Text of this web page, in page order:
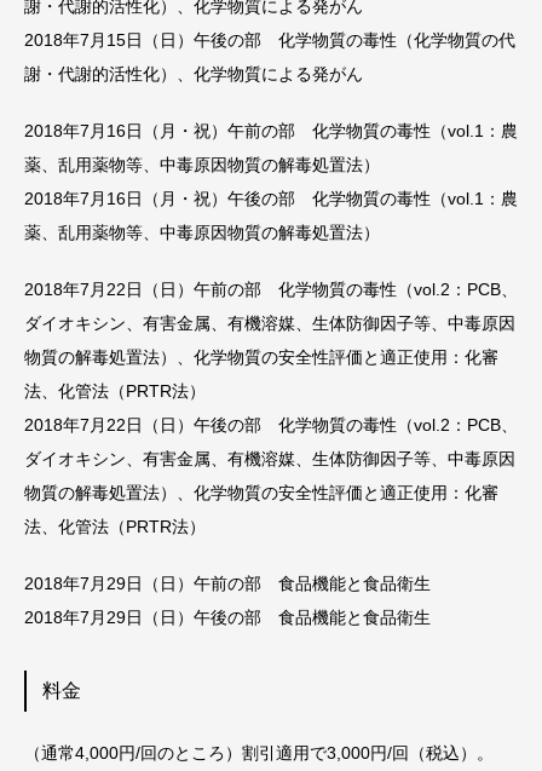
謝・代謝的活性化）、化学物質による発がん
2018年7月15日（日）午後の部 化学物質の毒性（化学物質の代
謝・代謝的活性化）、化学物質による発がん
2018年7月16日（月・祝）午前の部 化学物質の毒性（vol.1：農
薬、乱用薬物等、中毒原因物質の解毒処置法）
2018年7月16日（月・祝）午後の部 化学物質の毒性（vol.1：農
薬、乱用薬物等、中毒原因物質の解毒処置法）
2018年7月22日（日）午前の部 化学物質の毒性（vol.2：PCB、
ダイオキシン、有害金属、有機溶媒、生体防御因子等、中毒原因
物質の解毒処置法）、化学物質の安全性評価と適正使用：化審
法、化管法（PRTR法）
2018年7月22日（日）午後の部 化学物質の毒性（vol.2：PCB、
ダイオキシン、有害金属、有機溶媒、生体防御因子等、中毒原因
物質の解毒処置法）、化学物質の安全性評価と適正使用：化審
法、化管法（PRTR法）
2018年7月29日（日）午前の部 食品機能と食品衛生
2018年7月29日（日）午後の部 食品機能と食品衛生
料金
（通常4,000円/回のところ）割引適用で3,000円/回（税込）。